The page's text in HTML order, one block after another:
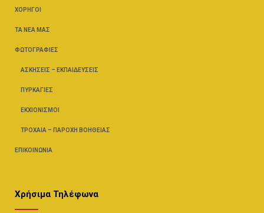
ΧΟΡΗΓΟΊ
ΤΑ ΝΈΑ ΜΑΣ
ΦΩΤΟΓΡΑΦΊΕΣ
ΑΣΚΉΣΕΙΣ – ΕΚΠΑΙΔΕΎΣΕΙΣ
ΠΥΡΚΑΓΙΈΣ
ΕΚΧΙΟΝΙΣΜΟΊ
ΤΡΟΧΑΊΑ – ΠΑΡΟΧΉ ΒΟΗΘΕΊΑΣ
ΕΠΙΚΟΙΝΩΝΊΑ
Χρήσιμα Τηλέφωνα